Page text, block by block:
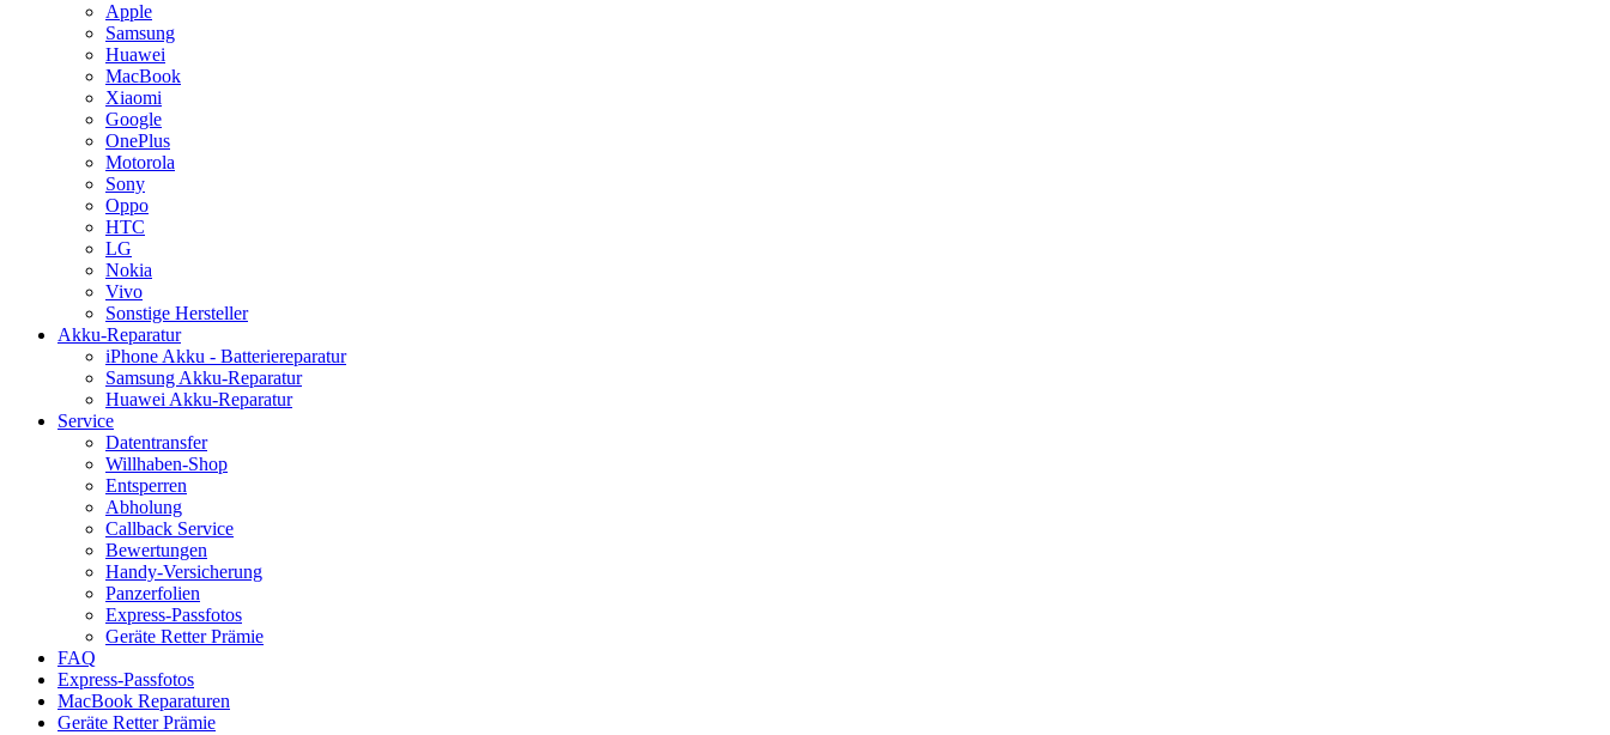
Apple
Samsung
Huawei
MacBook
Xiaomi
Google
OnePlus
Motorola
Sony
Oppo
HTC
LG
Nokia
Vivo
Sonstige Hersteller
Akku-Reparatur
iPhone Akku - Batteriereparatur
Samsung Akku-Reparatur
Huawei Akku-Reparatur
Service
Datentransfer
Willhaben-Shop
Entsperren
Abholung
Callback Service
Bewertungen
Handy-Versicherung
Panzerfolien
Express-Passfotos
Geräte Retter Prämie
FAQ
Express-Passfotos
MacBook Reparaturen
Geräte Retter Prämie